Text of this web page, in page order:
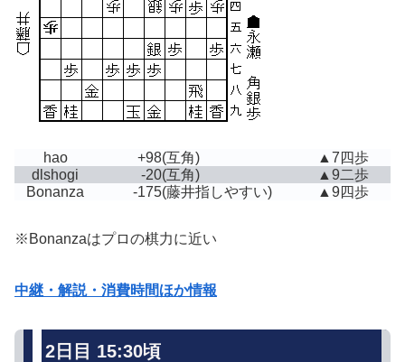
hao +98(互角)
▲7四歩
dlshogi
-20(互角)
▲9二歩
Bonanza
-175(藤井指しやすい) ▲9四歩
※Bonanzaはプロの棋力に近い
中継・解説・消費時間ほか情報
2日目 15:30頃